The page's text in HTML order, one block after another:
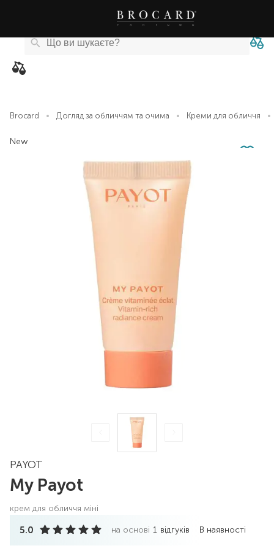
Brocard Догляд за обличчям та очима Креми для обличчя
New
PAYOT
My Payot
крем для обличчя міні
5.0 на основі 1 відгуків В наявності